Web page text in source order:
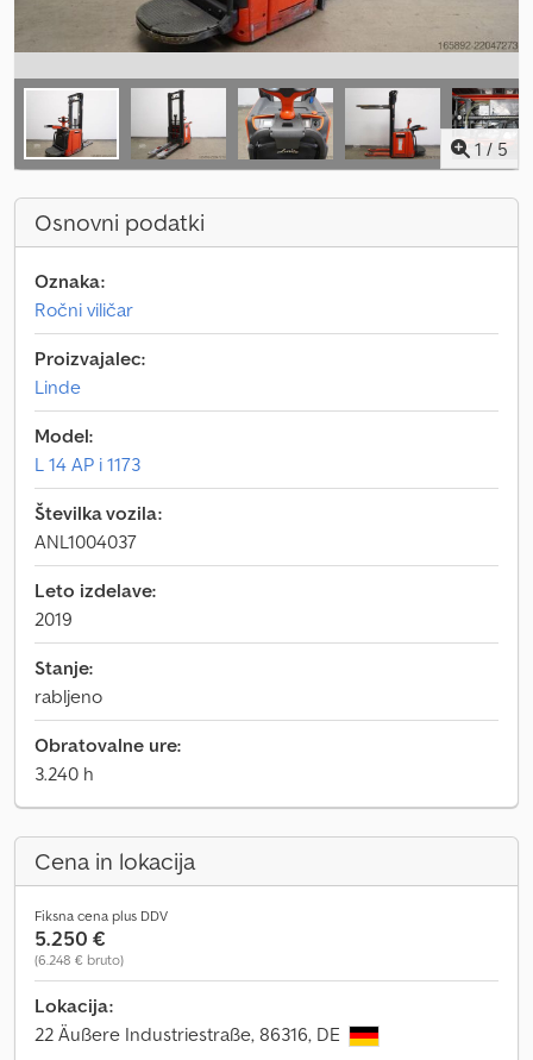
1 / 5
Osnovni podatki
Oznaka:
Ročni viličar
Proizvajalec:
Linde
Model:
L 14 AP i 1173
Številka vozila:
ANL1004037
Leto izdelave:
2019
Stanje:
rabljeno
Obratovalne ure:
3.240 h
Cena in lokacija
Fiksna cena plus DDV
5.250 €
(6.248 € bruto)
Lokacija:
22 Äußere Industriestraße, 86316, DE